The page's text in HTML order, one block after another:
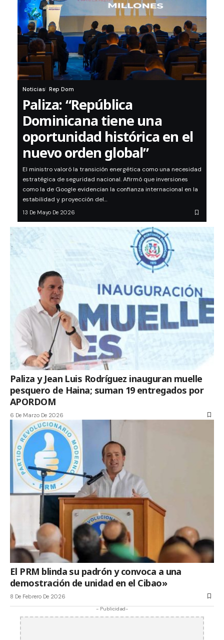
Noticias Rep Dom
Paliza: “República
Dominicana tiene una
oportunidad histórica en el
nuevo orden global”
El ministro valoró la transición energética como una necesidad
estratégica de seguridad nacional. Afirmó que inversiones
como la de Google evidencian la confianza internacional en la
estabilidad y proyección del…
13 De Mayo De 2026
Paliza y Jean Luis Rodríguez inauguran muelle
pesquero de Haina; suman 19 entregados por
APORDOM
6 De Marzo De 2026
El PRM blinda su padrón y convoca a una
demostración de unidad en el Cibao»
8 De Febrero De 2026
- Publicidad-